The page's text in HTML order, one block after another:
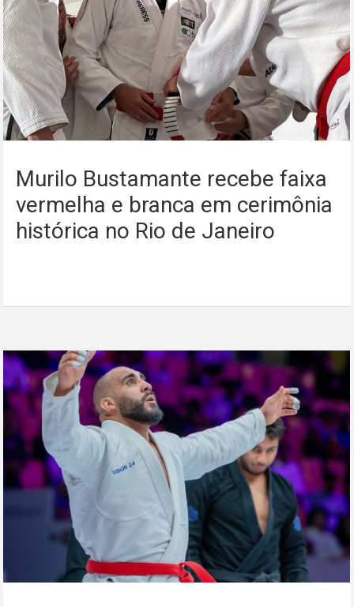
Murilo Bustamante recebe faixa
vermelha e branca em cerimônia
histórica no Rio de Janeiro